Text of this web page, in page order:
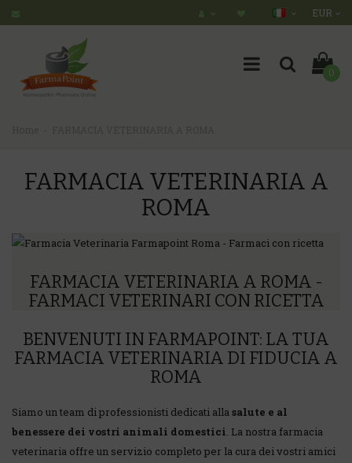
EUR
0
FARMACIA VETERINARIA A
ROMA
FARMACIA VETERINARIA A ROMA -
FARMACI VETERINARI CON RICETTA
BENVENUTI IN FARMAPOINT: LA TUA
FARMACIA VETERINARIA DI FIDUCIA A
ROMA
Siamo un team di professionisti dedicati allasalute e al
benessere dei vostri animali domestici. La nostra farmacia
veterinaria offre un servizio completo per la cura dei vostri amici